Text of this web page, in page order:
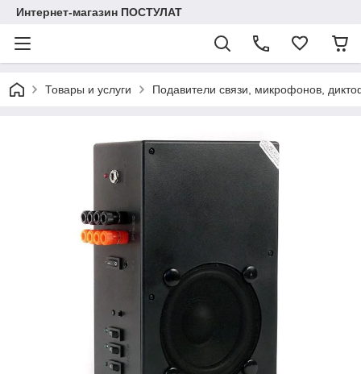
Интернет-магазин ПОСТУЛАТ
Товары и услуги Подавители связи, микрофонов,